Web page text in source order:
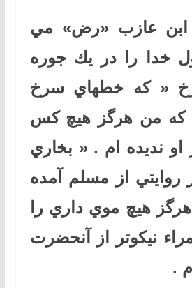
ابن عازب «رض» مي
خدا را در يك جوره
« كه خطهاي سرخ
كه من هرگز هيچ كس
او نديده ام . « بخاري
از مسلم آمده
هيچ موي داري را
نيكوتر از آنحضرت
.